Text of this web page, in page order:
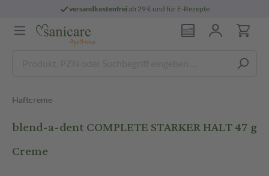
versandkostenfreiab 29 € und für E-Rezepte
Haftcreme
blend-a-dent COMPLETE STARKER HALT 47 g
Creme